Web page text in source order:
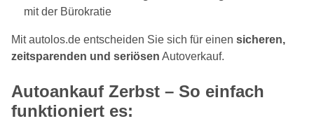
mit der Bürokratie
Mit autolos.de entscheiden Sie sich für einen sicheren,
zeitsparenden und seriösen Autoverkauf.
Autoankauf Zerbst – So einfach
funktioniert es: